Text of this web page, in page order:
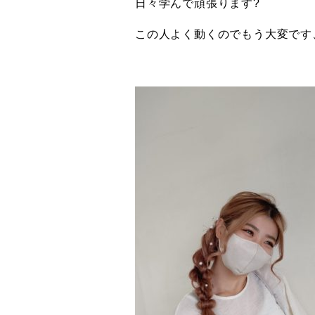
日々学んで頑張ります?
この人よく動くのでもう大変です